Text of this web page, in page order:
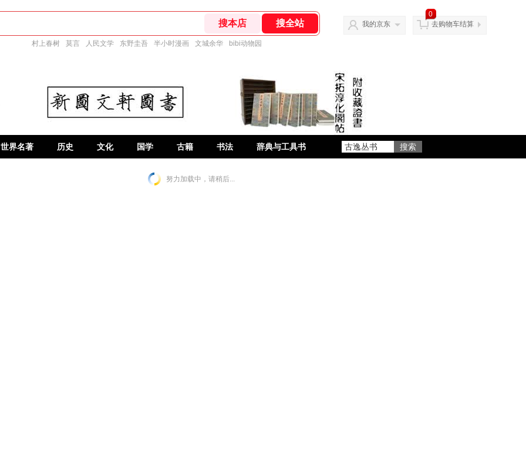
村上春树 莫言 人民文学 东野圭吾 半小时漫画 文城余华 bibi动物园
我的京东
0
去购物车结算
世界名著 历史 文化 国学 古籍 书法 辞典与工具书
努力加载中，请稍后...